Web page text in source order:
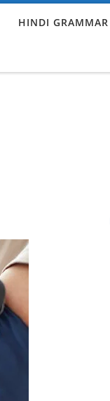
HINDI GRAMMAR